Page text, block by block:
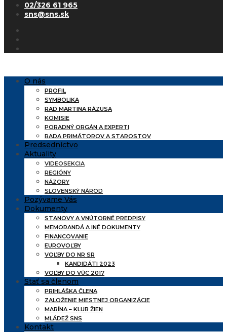
02/326 61 965
sns@sns.sk
O nás
PROFIL
SYMBOLIKA
RAD MARTINA RÁZUSA
KOMISIE
PORADNÝ ORGÁN A EXPERTI
RADA PRIMÁTOROV A STAROSTOV
Predsedníctvo
Aktuality
VIDEOSEKCIA
REGIÓNY
NÁZORY
SLOVENSKÝ NÁROD
Pozývame Vás
Dokumenty
STANOVY A VNÚTORNÉ PREDPISY
MEMORANDÁ A INÉ DOKUMENTY
FINANCOVANIE
EUROVOĽBY
VOĽBY DO NR SR
KANDIDÁTI 2023
VOĽBY DO VÚC 2017
Stať sa členom
PRIHLÁŠKA ČLENA
ZALOŽENIE MIESTNEJ ORGANIZÁCIE
MARÍNA – KLUB ŽIEN
MLÁDEŽ SNS
Kontakt